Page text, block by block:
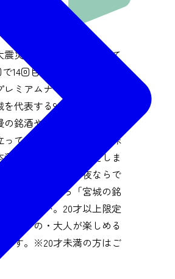
災の復興支援企画として
14回目を迎える仙台うみの
ミアムナイトイベントで
代表する9つの酒蔵が集
銘酒や限定酒を提供し、
て、酒造りへの想いや味
の魅力を直接お伝えしま
昼間とは異なる夜ならで
癒されながら「宮城の銘
ください。20才以上限定
だけの・大人が楽しめる
です。※20才未満の方はご